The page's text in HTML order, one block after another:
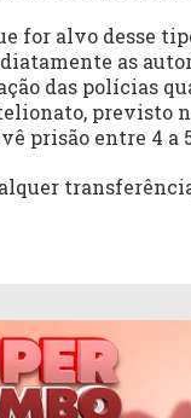
for alvo desse
as
das polícias
previsto
prisão entre 4 a